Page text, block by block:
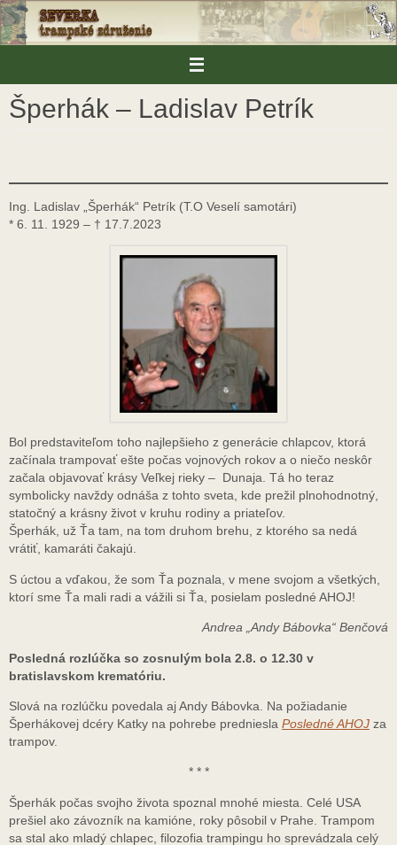
Skip
to
content
Šperhák – Ladislav Petrík
Ing. Ladislav „Šperhák“ Petrík (T.O Veselí samotári)
* 6. 11. 1929 – † 17.7.2023
Bol predstaviteľom toho najlepšieho z generácie chlapcov, ktorá
začínala trampovať ešte počas vojnových rokov a o niečo neskôr
začala objavovať krásy Veľkej rieky – Dunaja. Tá ho teraz
symbolicky navždy odnáša z tohto sveta, kde prežil plnohodnotný,
statočný a krásny život v kruhu rodiny a priateľov.
Šperhák, už Ťa tam, na tom druhom brehu, z ktorého sa nedá
vrátiť, kamaráti čakajú.
S úctou a vďakou, že som Ťa poznala, v mene svojom a všetkých,
ktorí sme Ťa mali radi a vážili si Ťa, posielam posledné AHOJ!
Andrea „Andy Bábovka“ Benčová
Posledná rozlúčka so zosnulým bola 2.8. o 12.30 v
bratislavskom krematóriu.
Slová na rozlúčku povedala aj Andy Bábovka. Na požiadanie
Šperhákovej dcéry Katky na pohrebe predniesla Posledné AHOJ za
trampov.
* * *
Šperhák počas svojho života spoznal mnohé miesta. Celé USA
prešiel ako závozník na kamióne, roky pôsobil v Prahe. Trampom
sa stal ako mladý chlapec, filozofia trampingu ho sprevádzala celý